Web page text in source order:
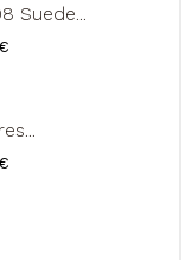
Suede...